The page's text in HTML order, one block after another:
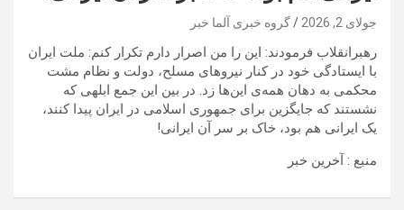
جولای 2, 2026 گروه خبری آلما خبر
رهبرانقلاب فرمودند: این را من اصرار دارم تکرار کنم: ملت ایران
با ایستادگی خود در کنار نیروهای مسلح، دولت و نظام مشت
محکمی به دهان همه‌ی این‌ها زد. در بین این جمع ابلهی که
نشستند که جایگزین برای جمهوری اسلامی در ایران پیدا کنند،
یک ایرانی هم بود، خاک بر سر آن ایرانی!
منبع : آخرین خبر